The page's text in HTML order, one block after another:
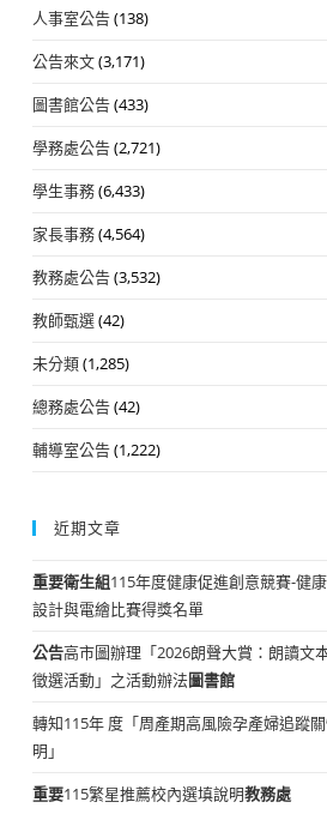
人事室公告(138)
公告來文(3,171)
圖書館公告(433)
學務處公告(2,721)
學生事務(6,433)
家長事務(4,564)
教務處公告(3,532)
教師甄選(42)
未分類(1,285)
總務處公告(42)
輔導室公告(1,222)
近期文章
重要衛生組115年度健康促進創意競賽-健
設計與電繪比賽得獎名單
公告高市圖辦理「2026朗聲大賞：朗讀文
徵選活動」之活動辦法圖書館
轉知115年 度「周產期高風險孕產婦追蹤
明」
重要115繁星推薦校內選填說明教務處